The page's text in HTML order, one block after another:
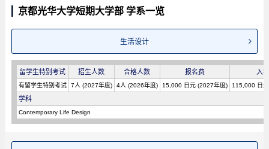
京都光华大学短期大学部 学系一览
生活设计
留学生特别考试 招生人数 合格人数 报名费 入
有留学生特别考试 7人 (2027年度) 4人 (2026年度) 15,000 日元 (2027年度) 115,000 日
学科
Contemporary Life Design